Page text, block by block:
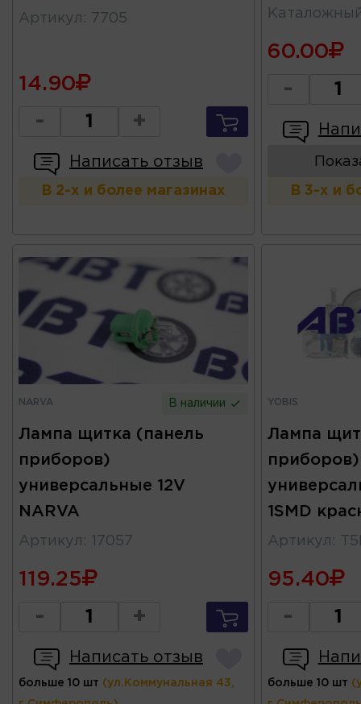
Артикул : 7705
14.90
- +
Написать отзыв
В 2-х и более магазинах
60.00
-
В 3-х и
NARVA В наличии
Лампа щитка (панель
приборов)
универсальные 12V
NARVA
Артикул : 17057
119.25
- +
Написать отзыв
больше 10 шт (ул.Коммунальная 43,
YOBIS
Лампа
приборов)
1SMD
Артикул :
95.40
-
больше 10 шт